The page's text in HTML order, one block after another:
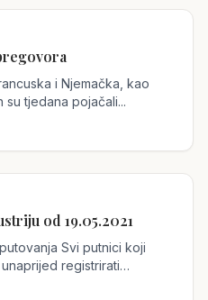
i Njemačka, kao
su tjedana pojačali...
od 19.05.2021
Svi putnici koji
registrirati